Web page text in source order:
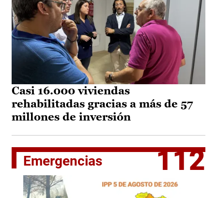
Casi 16.000 viviendas
rehabilitadas gracias a más de 57
millones de inversión
Emergencias 112